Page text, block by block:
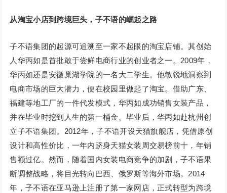
从淘宝小店到跨境巨头，子不语的崛起之路
子不语集团的起源可追溯至一家不起眼的淘宝店铺。其创始
人华丙如是首批敢于尝鲜电商行业的创业者之一。2009年，
华丙如还是安徽巢湖学院的一名大二学生。他敏锐地洞察到
电商市场的巨大潜力，便在校园里做起了淘宝。借助广东、
福建等地工厂的一件代发模式，华丙如成功销售女装产品，
并在毕业时挖到人生的第一桶金。毕业后，华丙如赴杭州创
立子不语集团。2012年，子不语开设天猫旗舰店，凭借原创
设计和高性价比，一年内跻身天猫女装周交易榜前十，年销
售额过亿。然而，随着国内女装电商竞争的加剧，子不语果
断调整战略，将目光转向巴西、俄罗斯等海外市场。2014
年，子不语在亚马逊上注册了第一家网店，正式转型为跨境